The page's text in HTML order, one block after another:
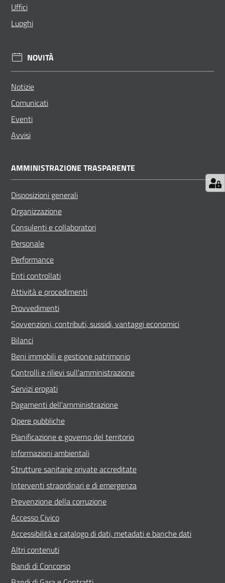
Uffici
Luoghi
NOVITÀ
Notizie
Comunicati
Eventi
Avvisi
AMMINISTRAZIONE TRASPARENTE
Disposizioni generali
Organizzazione
Consulenti e collaboratori
Personale
Performance
Enti controllati
Attività e procedimenti
Provvedimenti
Sovvenzioni, contributi, sussidi, vantaggi economici
Bilanci
Beni immobili e gestione patrimonio
Controlli e rilievi sull'amministrazione
Servizi erogati
Pagamenti dell'amministrazione
Opere pubbliche
Pianificazione e governo del territorio
Informazioni ambientali
Strutture sanitarie private accreditate
Interventi straordinari e di emergenza
Prevenzione della corruzione
Accesso Civico
Accessibilità e catalogo di dati, metadati e banche dati
Altri contenuti
Bandi di Concorso